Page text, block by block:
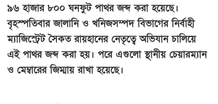
৯৬ হাজার ৮০০ ঘনফুট পাথর জব্দ করা হয়েছে।
বৃহস্পতিবার জালানি ও খনিজসম্পদ বিভাগের নির্বাহী
ম্যাজিস্ট্রেট সৈকত রায়হানের নেতৃত্বে অভিযান চালিয়ে
এই পাথর জব্দ করা হয়। পরে এগুলো স্থানীয় চেয়ারম্যান
ও মেম্বারের জিম্মায় রাখা হয়েছে।